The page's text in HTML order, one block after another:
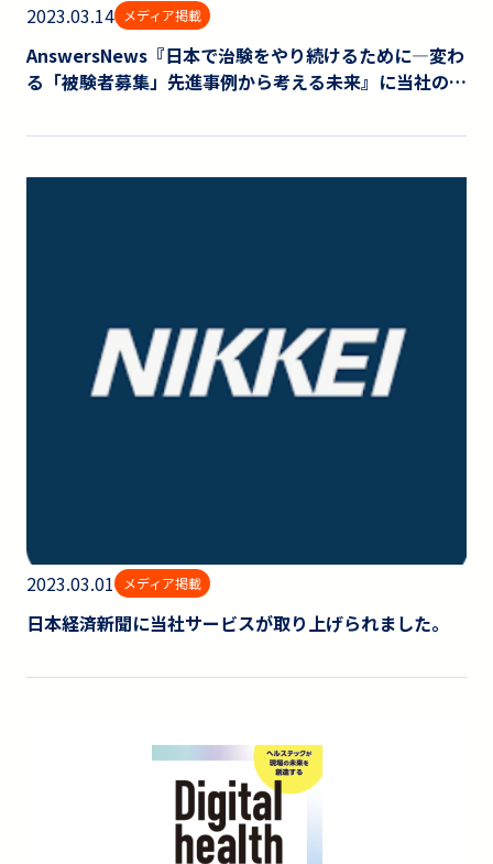
2023.03.14 メディア掲載
AnswersNews『日本で治験をやり続けるために―変わ
る「被験者募集」先進事例から考える未来』に当社の取
2023.03.01 メディア掲載
日本経済新聞に当社サービスが取り上げられました。